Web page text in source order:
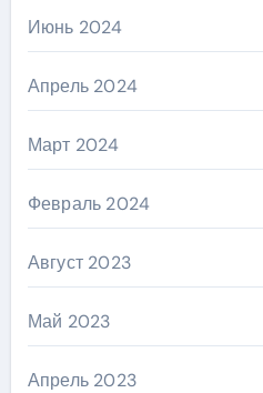
Июнь 2024
Апрель 2024
Март 2024
Февраль 2024
Август 2023
Май 2023
Апрель 2023